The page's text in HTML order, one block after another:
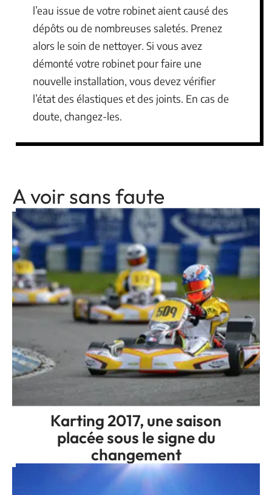
l’eau issue de votre robinet aient causé des
dépôts ou de nombreuses saletés. Prenez
alors le soin de nettoyer. Si vous avez
démonté votre robinet pour faire une
nouvelle installation, vous devez vérifier
l’état des élastiques et des joints. En cas de
doute, changez-les.
A voir sans faute
Karting 2017, une saison
placée sous le signe du
changement